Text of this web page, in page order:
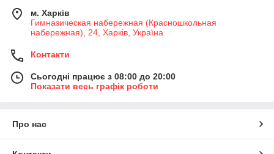
м. Харків
Гимназическая набережная (Красношкольная
набережная), 24, Харків, Україна
Контакти
Сьогодні працює з 08:00 до 20:00
Показати весь графік роботи
Про нас